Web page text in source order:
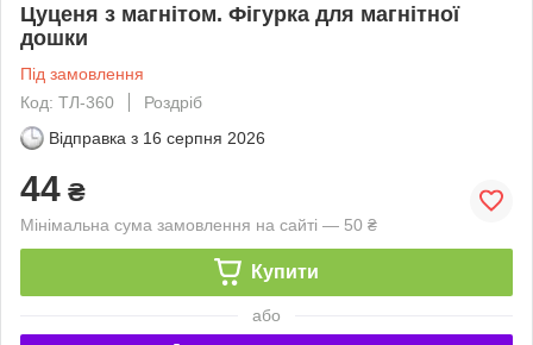
Цуценя з магнітом. Фігурка для магнітної
дошки
Під замовлення
Код: ТЛ-360
Роздріб
Відправка з 16 серпня 2026
44 ₴
Мінімальна сума замовлення на сайті — 50 ₴
Купити
або